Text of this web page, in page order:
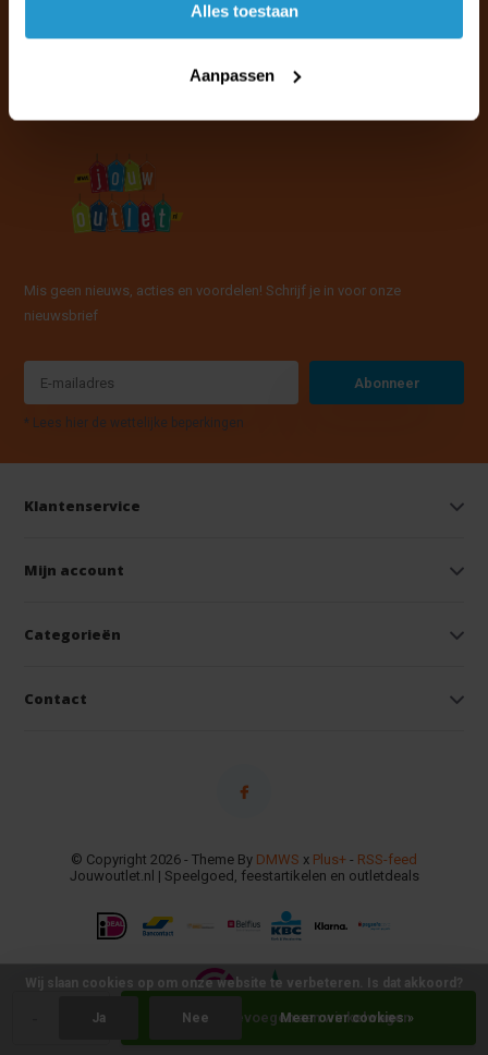
Alles toestaan
Aanpassen
+ Toevoegen aan winkelwagen
Mis geen nieuws, acties en voordelen! Schrijf je in voor onze
nieuwsbrief
Abonneer
* Lees hier de wettelijke beperkingen
Klantenservice
Mijn account
Categorieën
Contact
© Copyright 2026 - Theme By DMWS x Plus+ - RSS-feed
Jouwoutlet.nl | Speelgoed, feestartikelen en outletdeals
Wij slaan cookies op om onze website te verbeteren. Is dat akkoord?
Ja Nee Meer over cookies »